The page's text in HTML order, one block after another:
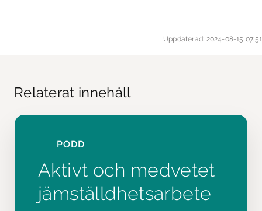
Uppdaterad: 2024-08-15 07:51
Relaterat innehåll
PODD
Aktivt och medvetet
jämställdhetsarbete